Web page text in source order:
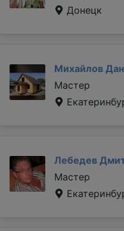
Донецк
Михайлов
Мастер
Лебедев
Мастер